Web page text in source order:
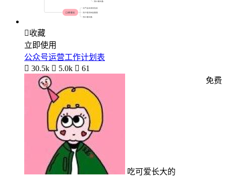
收藏
立即使用
公众号运营工作计划表
 30.5k  5.0k  61
吃可爱长大的
免费